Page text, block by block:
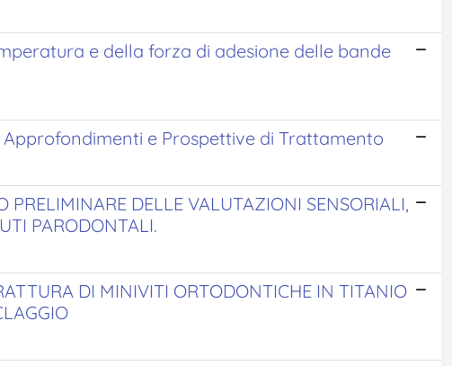
e della forza di adesione delle bande
e Prospettive di Trattamento
PRELIMINARE DELLE VALUTAZIONI SENSORIALI,
PARODONTALI.
DI MINIVITI ORTODONTICHE IN TITANIO